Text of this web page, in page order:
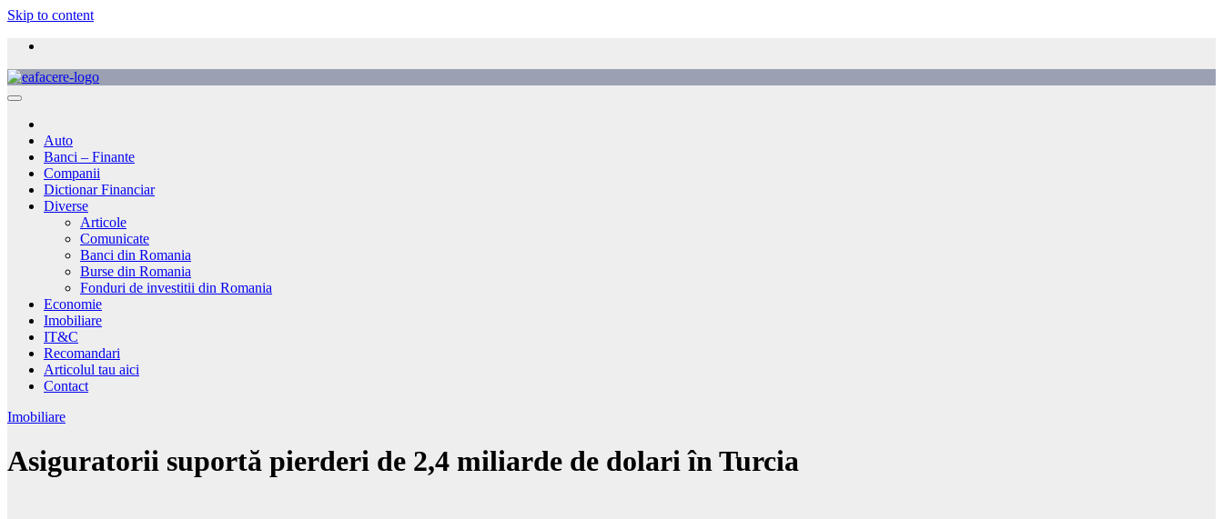
Skip to content
Auto
Banci – Finante
Companii
Dictionar Financiar
Diverse
Articole
Comunicate
Banci din Romania
Burse din Romania
Fonduri de investitii din Romania
Economie
Imobiliare
IT&C
Recomandari
Articolul tau aici
Contact
Imobiliare
Asiguratorii suportă pierderi de 2,4 miliarde de dolari în Turcia